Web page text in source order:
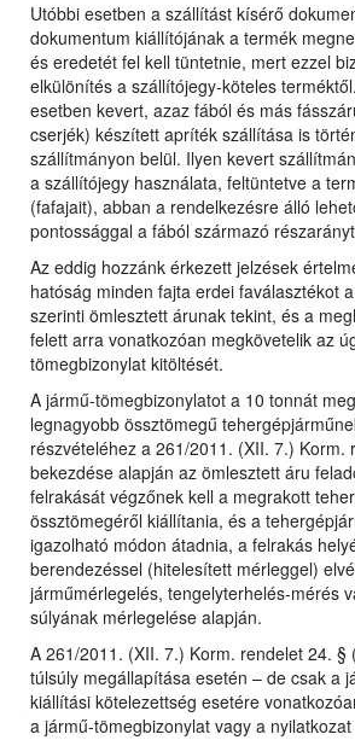
Utóbbi esetben a szállítást kísérő
dokumentum kiállítójának a termék
és eredetét fel kell tüntetnie, mert ezzel
elkülönítés a szállítójegy-köteles
esetben kevert, azaz fából és más
cserjék) készített apríték szállítása is
szállítmányon belül. Ilyen kevert
a szállítójegy használata, feltüntetve a
(fafajait), abban a rendelkezésre álló
pontossággal a fából származó
Az eddig hozzánk érkezett jelzések
hatóság minden fajta erdei faválasztékot
szerinti ömlesztett árunak tekint, és a
felett arra vonatkozóan megkövetelik az
tömegbizonylat kitöltését.
A jármű-tömegbizonylatot a 10 tonnát
legnagyobb össztömegű
részvételéhez a 261/2011. (XII. 7.) Korm.
bekezdése alapján az ömlesztett áru
felrakását végzőnek kell a megrakott
össztömegéről kiállítania, és a
igazolható módon átadnia, a felrakás
berendezéssel (hitelesített mérleggel)
járműmérlegelés, tengelyterhelés-mérés
súlyának mérlegelése alapján.
A 261/2011. (XII. 7.) Korm. rendelet 24. §
túlsúly megállapítása esetén – de csak a
kiállítási kötelezettség esetére
a jármű-tömegbizonylat vagy a